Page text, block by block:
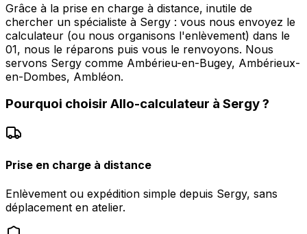
Grâce à la prise en charge à distance, inutile de
chercher un spécialiste à Sergy : vous nous envoyez le
calculateur (ou nous organisons l'enlèvement) dans le
01, nous le réparons puis vous le renvoyons. Nous
servons Sergy comme Ambérieu-en-Bugey, Ambérieux-
en-Dombes, Ambléon.
Pourquoi choisir Allo-calculateur à Sergy?
Prise en charge à distance
Enlèvement ou expédition simple depuis Sergy, sans
déplacement en atelier.